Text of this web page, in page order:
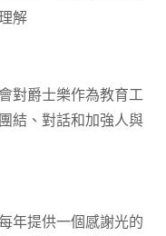
解
對爵士樂作為教育工
結、對話和加強人與
年提供一個感謝光的